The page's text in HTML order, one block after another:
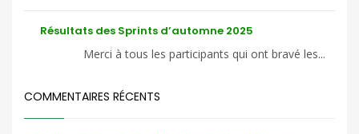
Résultats des Sprints d’automne 2025
Merci à tous les participants qui ont bravé les...
COMMENTAIRES RÉCENTS